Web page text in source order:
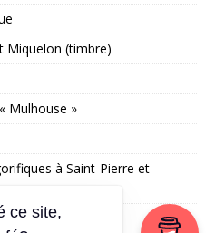
Miquelon (timbre)
Mulhouse »
à Saint-Pierre et
ce site,